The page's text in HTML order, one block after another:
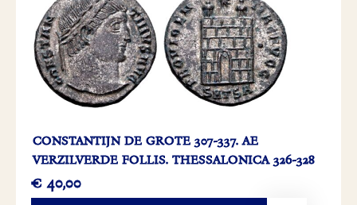
CONSTANTIJN DE GROTE 307-337. AE
VERZILVERDE FOLLIS. THESSALONICA 326-328
€ 40,00